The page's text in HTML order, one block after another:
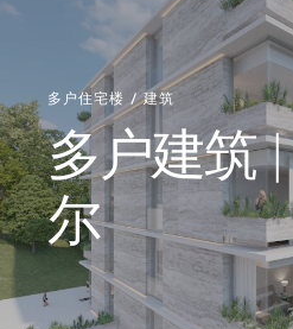
会议和预算
多户住宅楼 / 建筑
多户建筑
尔